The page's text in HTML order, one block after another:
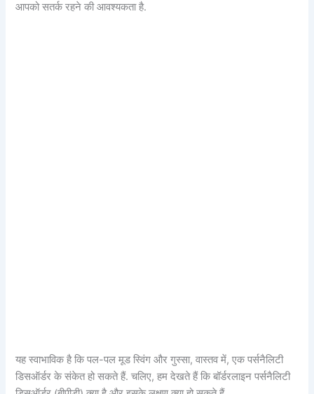
आपको सतर्क रहने की आवश्यकता है.
यह स्वाभाविक है कि पल-पल मूड स्विंग और गुस्सा, वास्तव में, एक पर्सनैलिटी
डिसऑर्डर के संकेत हो सकते हैं. चलिए, हम देखते हैं कि बॉर्डरलाइन पर्सनैलिटी